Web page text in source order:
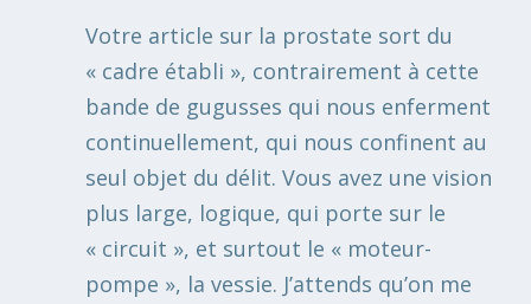
Votre article sur la prostate sort du
« cadre établi », contrairement à cette
bande de gugusses qui nous enferment
continuellement, qui nous confinent au
seul objet du délit. Vous avez une vision
plus large, logique, qui porte sur le
« circuit », et surtout le « moteur-
pompe », la vessie. J’attends qu’on me